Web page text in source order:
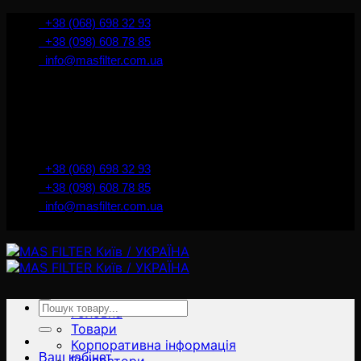
İçeriğe+38 (068) 698 32 93
+38 (098) 608 78 85
info@masfilter.com.ua
+38 (068) 698 32 93
+38 (098) 608 78 85
info@masfilter.com.ua
Головна
Товари
Корпоративна інформація
Ara:
Ваш кабінет